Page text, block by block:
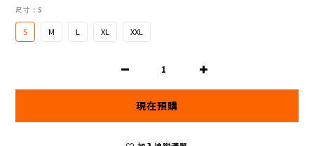
尺寸 : S
S M L XL XXL
現在預購